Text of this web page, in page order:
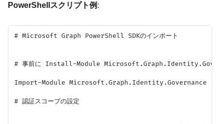
PowerShellスクリプト例 :
# Microsoft Graph PowerShell SDKのインポート
# 事前に Install-Module
Import-Module Microsoft.Graph.Identity.Governance
# 認証スコープの設定